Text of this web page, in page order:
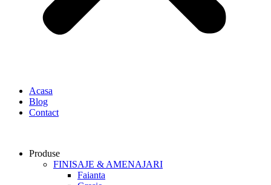
Acasa
Blog
Contact
Produse
FINISAJE & AMENAJARI
Faianta